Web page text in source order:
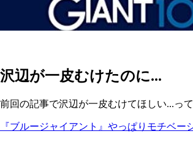
沢辺が一皮むけたのに...
前回の記事で沢辺が一皮むけてほしい...っ
『ブルージャイアント』やっぱりモチベー